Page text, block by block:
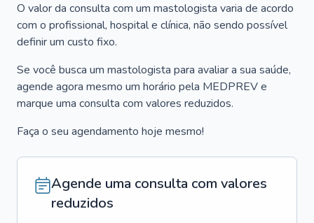
O valor da consulta com um mastologista varia de acordo
com o profissional, hospital e clínica, não sendo possível
definir um custo fixo.
Se você busca um mastologista para avaliar a sua saúde,
agende agora mesmo um horário pela MEDPREV e
marque uma consulta com valores reduzidos.
Faça o seu agendamento hoje mesmo!
Agende uma consulta com valores
reduzidos